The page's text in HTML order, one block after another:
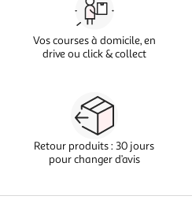
Vos courses à domicile, en
drive ou click & collect
Retour produits : 30 jours
pour changer d’avis